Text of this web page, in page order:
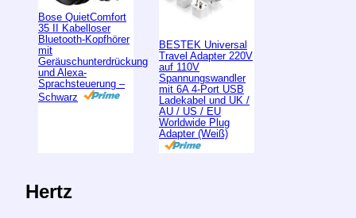
Bose QuietComfort
35 II Kabelloser
Bluetooth-Kopfhörer
mit
Geräuschunterdrückung
und Alexa-
Sprachsteuerung –
Schwarz
BESTEK Universal
Travel Adapter 220V
auf 110V
Spannungswandler
mit 6A 4-Port USB
Ladekabel und UK /
AU / US / EU
Worldwide Plug
Adapter (Weiß)
Hertz